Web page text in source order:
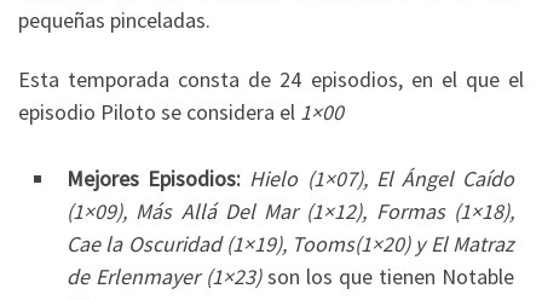
pequeñas pinceladas.
Esta temporada consta de 24 episodios, en el que el
episodio Piloto se considera el 1×00
Mejores Episodios: Hielo (1×07), El Ángel Caído
(1×09), Más Allá Del Mar (1×12), Formas (1×18),
Cae la Oscuridad (1×19), Tooms(1×20) y El Matraz
de Erlenmayer (1×23)son los que tienen Notable